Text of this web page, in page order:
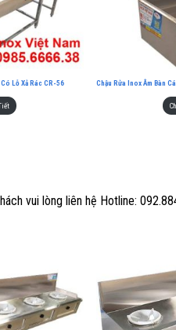
Lỗ Xả Rác CR-56 Chậu Rửa Inox Âm Bàn
vui lòng liên hệ Hotline: